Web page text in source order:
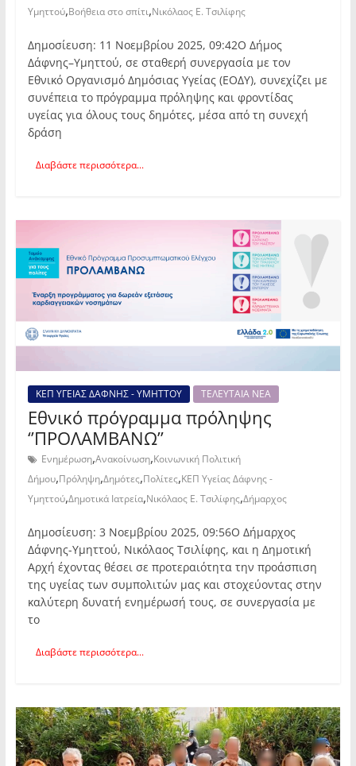
Υμηττού,Βοήθεια στο σπίτι,Νικόλαος Ε. Τσιλίφης
Δημοσίευση: 11 Νοεμβρίου 2025, 09:42Ο Δήμος
Δάφνης–Υμηττού, σε σταθερή συνεργασία με τον
Εθνικό Οργανισμό Δημόσιας Υγείας (ΕΟΔΥ), συνεχίζει με
συνέπεια το πρόγραμμα πρόληψης και φροντίδας
υγείας για όλους τους δημότες, μέσα από τη συνεχή
δράση
Διαβάστε περισσότερα...
ΚΕΠ ΥΓΕΙΑΣ ΔΑΦΝΗΣ - ΥΜΗΤΤΟΥ ΤΕΛΕΥΤΑΙΑ ΝΕΑ
Εθνικό πρόγραμμα πρόληψης
‘’ΠΡΟΛΑΜΒΑΝΩ’’
Ενημέρωση,Ανακοίνωση,Κοινωνική Πολιτική
Δήμου,Πρόληψη,Δημότες,Πολίτες,ΚΕΠ Υγείας Δάφνης -
Υμηττού,Δημοτικά Ιατρεία,Νικόλαος Ε. Τσιλίφης,Δήμαρχος
Δημοσίευση: 3 Νοεμβρίου 2025, 09:56Ο Δήμαρχος
Δάφνης-Υμηττού, Νικόλαος Τσιλίφης, και η Δημοτική
Αρχή έχοντας θέσει σε προτεραιότητα την προάσπιση
της υγείας των συμπολιτών μας και στοχεύοντας στην
καλύτερη δυνατή ενημέρωσή τους, σε συνεργασία με
το
Διαβάστε περισσότερα...